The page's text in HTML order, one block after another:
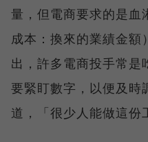
量，但電商要求的是血
成本：換來的業績金額
出，許多電商投手常是
要緊盯數字，以便及時
道，「很少人能做這份